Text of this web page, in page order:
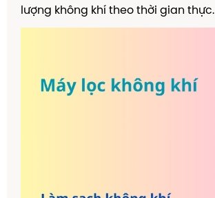
Kiến Thức Về Dầu Gội Thảo Dược
lượng không khí theo thời gian thực.